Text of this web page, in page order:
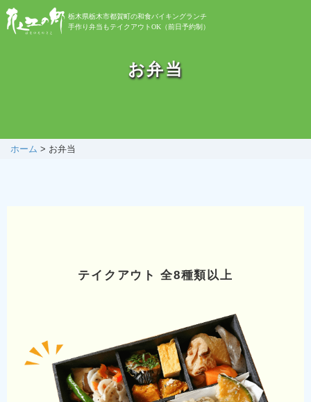
栃木県栃木市都賀町の和食バイキングランチ
手作り弁当もテイクアウトOK（前日予約制）
お知らせ
お弁当
ホーム > お弁当
テイクアウト 全8種類以上